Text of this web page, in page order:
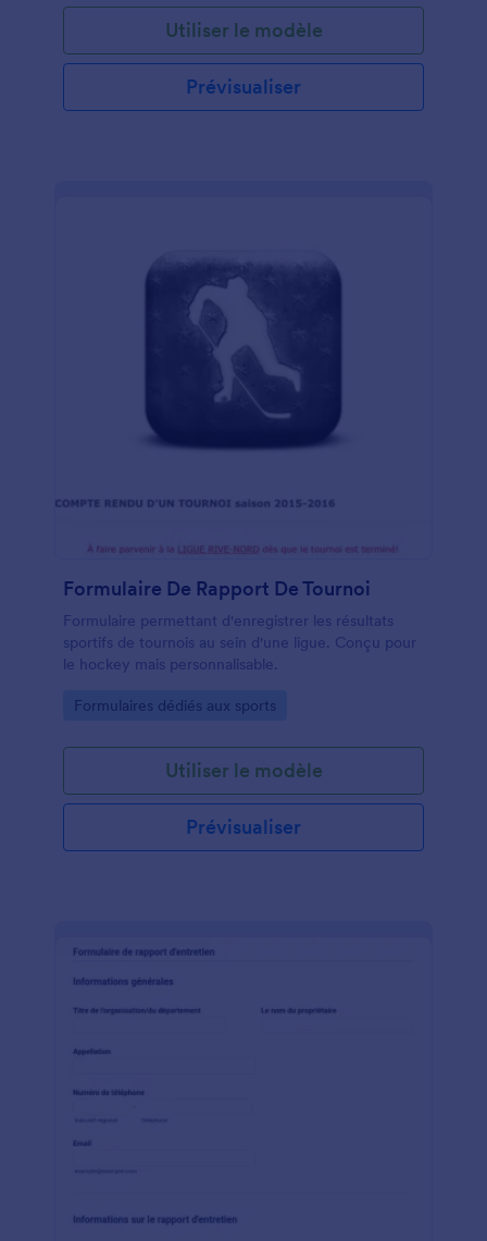
possédez une agence de recrutement, ce modèle
de rapport de recrutement facilitera le processus de
rapport. Clonez ce modèle de rapport de
recrutement, modifiez-le en fonction de vos besoins
et affectez quelqu'un pour soumettre un rapport
Utiliser le modèle
Prévisualiser
Formulaire De Rapport De Tournoi
Formulaire permettant d'enregistrer les résultats
sportifs de tournois au sein d'une ligue. Conçu pour
le hockey mais personnalisable.
Go to Category:
Formulaires dédiés aux sports
Utiliser le modèle
Prévisualiser